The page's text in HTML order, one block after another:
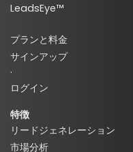
LeadsEye™
プランと料金
サインアップ
·
ログイン
特徴
リードジェネレーション
市場分析